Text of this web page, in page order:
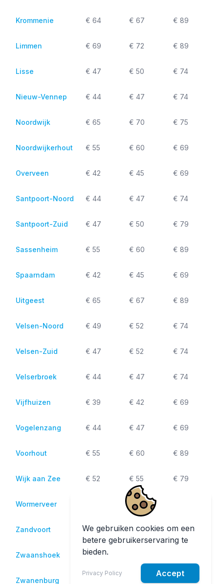
We gebruiken cookies om een
betere gebruikerservaring te
bieden.
Privacy Policy Accept
Krommenie € 64 € 67 € 89
Limmen € 69 € 72 € 89
Lisse € 47 € 50 € 74
Nieuw-Vennep € 44 € 47 € 74
Noordwijk € 65 € 70 € 75
Noordwijkerhout € 55 € 60 € 69
Overveen € 42 € 45 € 69
Santpoort-Noord € 44 € 47 € 74
Santpoort-Zuid € 47 € 50 € 79
Sassenheim € 55 € 60 € 89
Spaarndam € 42 € 45 € 69
Uitgeest € 65 € 67 € 89
Velsen-Noord € 49 € 52 € 74
Velsen-Zuid € 47 € 52 € 74
Velserbroek € 44 € 47 € 74
Vijfhuizen € 39 € 42 € 69
Vogelenzang € 44 € 47 € 69
Voorhout € 55 € 60 € 89
Wijk aan Zee € 52 € 55 € 79
Wormerveer € 67
Zandvoort € 59 € 62 € 79
Zwaanshoek € 42
Zwanenburg € 42 € 69